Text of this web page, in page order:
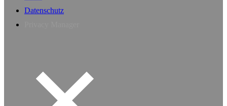
Datenschutz